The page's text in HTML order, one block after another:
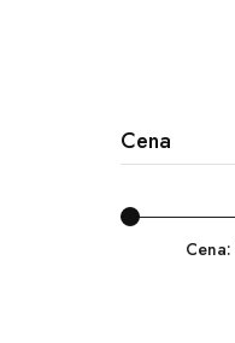
Cena
Cena: